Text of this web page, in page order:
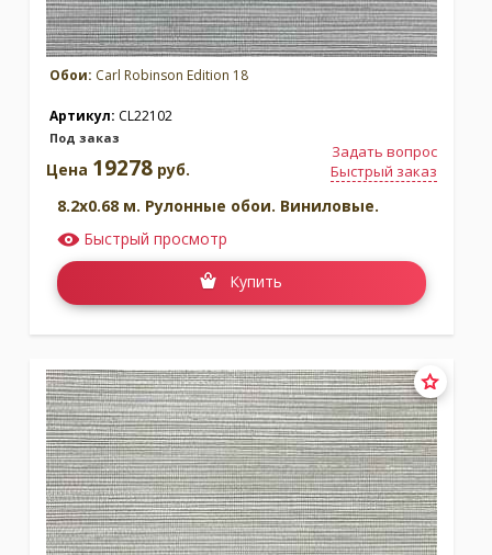
Обои: Carl Robinson Edition 18
Артикул: CL22102
Под заказ
Задать вопрос
Быстрый заказ
Цена 19278 руб.
8.2x0.68 м. Рулонные обои. Виниловые.
Быстрый просмотр
Купить